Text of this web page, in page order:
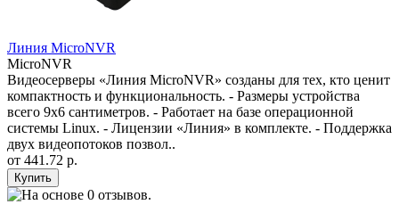
Линия MicroNVR
MicroNVR
Видеосерверы «Линия MicroNVR» созданы для тех, кто ценит
компактность и функциональность. - Размеры устройства
всего 9х6 сантиметров. - Работает на базе операционной
системы Linux. - Лицензии «Линия» в комплекте. - Поддержка
двух видеопотоков позвол..
от 441.72 р.